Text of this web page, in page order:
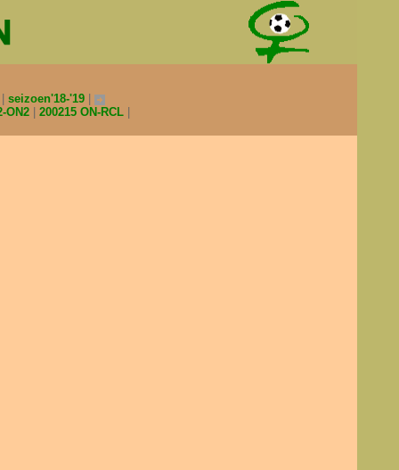
seizoen'18-'19
ON2
200215 ON-RCL